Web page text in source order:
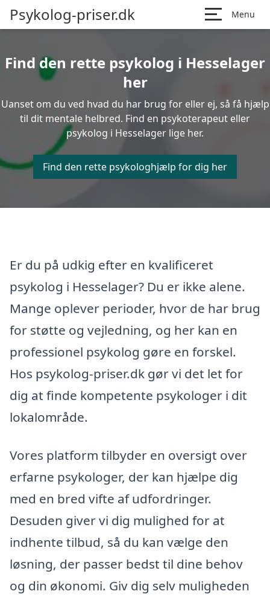
Psykolog-priser.dk Menu
Find den rette psykolog i Hesselager
her
Uanset om du ved hvad du har brug for eller ej, så få hjælp
til dit mentale helbred. Find en psykoterapeut eller
psykolog i Hesselager lige her.
Find den rette psykologhjælp for dig her
Er du på udkig efter en kvalificeret
psykolog i Hesselager? Du er ikke alene.
Mange oplever perioder, hvor de har brug
for støtte og vejledning, og her kan en
professionel psykolog gøre en forskel.
Hos psykolog-priser.dk gør vi det let for
dig at finde kompetente psykologer i dit
lokalområde.
Vores platform tilbyder en oversigt over
erfarne psykologer, der kan hjælpe dig
med en bred vifte af udfordringer.
Desuden giver vi dig mulighed for at
indhente tilbud, så du kan vælge den
løsning, der passer bedst til dine behov
og din økonomi. Giv dig selv muligheden